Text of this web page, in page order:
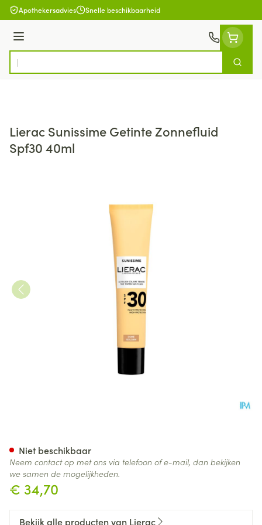
Ga naar de inhoud
Apothekersadvies Snelle beschikbaarheid
Menu
Product, merk, categorie...
Zoek
Lierac Sunissime Getinte Zonnefluid
Spf30 40ml
€ 34,70
Niet beschikbaar
Neem contact op met ons via telefoon of e-mail, dan bekijken
we samen de mogelijkheden.
Bekijk alle producten van Lierac